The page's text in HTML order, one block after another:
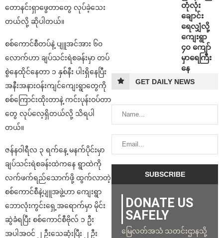
တောနင်းရှာဖွေတာတွေ လုပ်ခဲ့သေး
တယ်လို့ ဆိုပါတယ်။
စစ်ကောင်စီတပ်နဲ့ ပျူအင်အား ၆၀
လောက်ဟာ ချပ်သင်းရဲစခန်းမှာ တပ်
စွဲနေထိုင်နေတာ ၁ နှစ်နီး ပါးရှိနေပြီး
အနီးအနားဝန်းကျင်ကျေးရွာတွေကို
စစ်ကြောင်းထိုးတာနဲ့ ကင်းပုန်းဝပ်တာ
တွေ လုပ်လေ့ရှိတယ်လို့ သိရပါ
တယ်။
ဇန်နဝါရီလ ၃ ရက်နေ့ မနက်ပိုင်းမှာ
ချပ်သင်းရဲစခန်းထဲကနေ ရွာထဲကို
လက်ဖက်ရည်သောက်ဖို့ ထွက်လာတဲ့
စစ်ကောင်စီနဲ့ပျူအဖွဲ့ဟာ ကျေးရွာ
ဘောလုံးကွင်းရှေ့အရောက်မှာ မိုင်း
ဆွဲခံရပြီး စစ်ကောင်စီဗိုလ် ၁ ဦး
အပါအဝင် ၂ ဦးသေဆုံးပြီး ၂ ဦး
တုံလုံး
ချောင်း
ရေလျှံလို့
ကျေးရွာ
၄၀ ကျော်
မှာရေကြီး
နေ
GET DAILY NEWS
DONATE US
SAFELY
မြေလတ်အသံ သတင်းဌာနသို့